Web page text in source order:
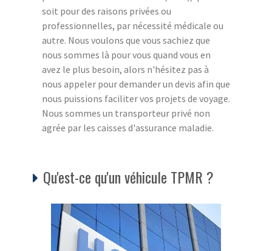
soit pour des raisons privées ou
professionnelles, par nécessité médicale ou
autre. Nous voulons que vous sachiez que
nous sommes là pour vous quand vous en
avez le plus besoin, alors n'hésitez pas à
nous appeler pour demander un devis afin que
nous puissions faciliter vos projets de voyage.
Nous sommes un transporteur privé non
agrée par les caisses d'assurance maladie.
Qu'est-ce qu'un véhicule TPMR ?